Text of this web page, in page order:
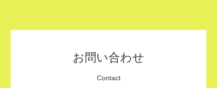
お問い合わせ
Contact